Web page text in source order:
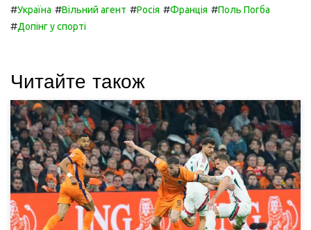
#Україна #Вільний агент #Росія #Франція #Поль Погба
#Допінг у спорті
Читайте також